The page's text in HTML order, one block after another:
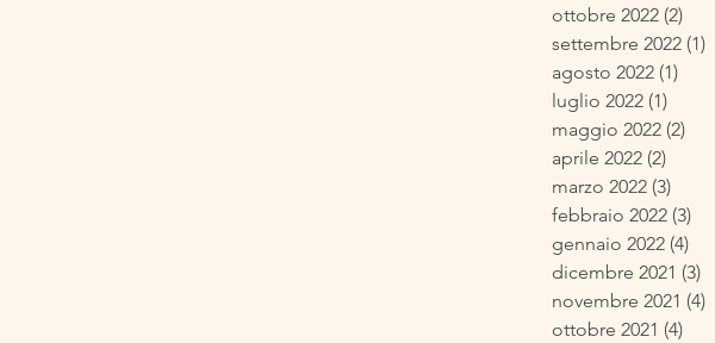
ottobre 2022 (2)
settembre 2022 (1)
agosto 2022 (1)
luglio 2022 (1)
maggio 2022 (2)
aprile 2022 (2)
marzo 2022 (3)
febbraio 2022 (3)
gennaio 2022 (4)
dicembre 2021 (3)
novembre 2021 (4)
ottobre 2021 (4)